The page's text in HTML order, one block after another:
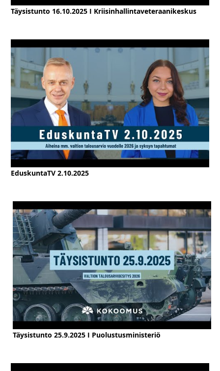
Täysistunto 16.10.2025 I Kriisinhallintaveteraanikeskus
EduskuntaTV 2.10.2025
Täysistunto 25.9.2025 I Puolustusministeriö